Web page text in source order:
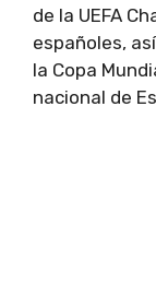
de la UEFA
españoles,
la Copa
nacional de